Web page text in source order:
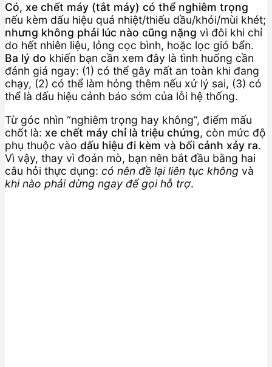
Có, xe chết máy (tắt máy) có thể nghiêm trọng
nếu kèm dấu hiệu quá nhiệt/thiếu dầu/khói/mùi khét;
nhưng không phải lúc nào cũng nặng vì đôi khi chỉ
do hết nhiên liệu, lỏng cọc bình, hoặc lọc gió bẩn.
Ba lý do khiến bạn cần xem đây là tình huống cần
đánh giá ngay: (1) có thể gây mất an toàn khi đang
chạy, (2) có thể làm hỏng thêm nếu xử lý sai, (3) có
thể là dấu hiệu cảnh báo sớm của lỗi hệ thống.
Từ góc nhìn “nghiêm trọng hay không”, điểm mấu
chốt là: xe chết máy chỉ là triệu chứng, còn mức độ
phụ thuộc vào dấu hiệu đi kèm và bối cảnh xảy ra.
Vì vậy, thay vì đoán mò, bạn nên bắt đầu bằng hai
câu hỏi thực dụng: có nên đề lại liên tục không và
khi nào phải dừng ngay để gọi hỗ trợ.